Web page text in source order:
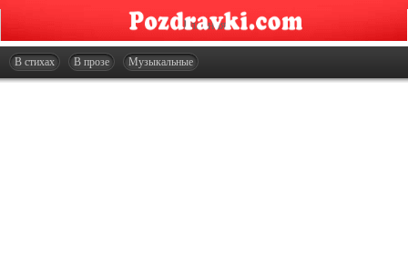
Главная
Открытки
В стихах В прозе Музыкальные